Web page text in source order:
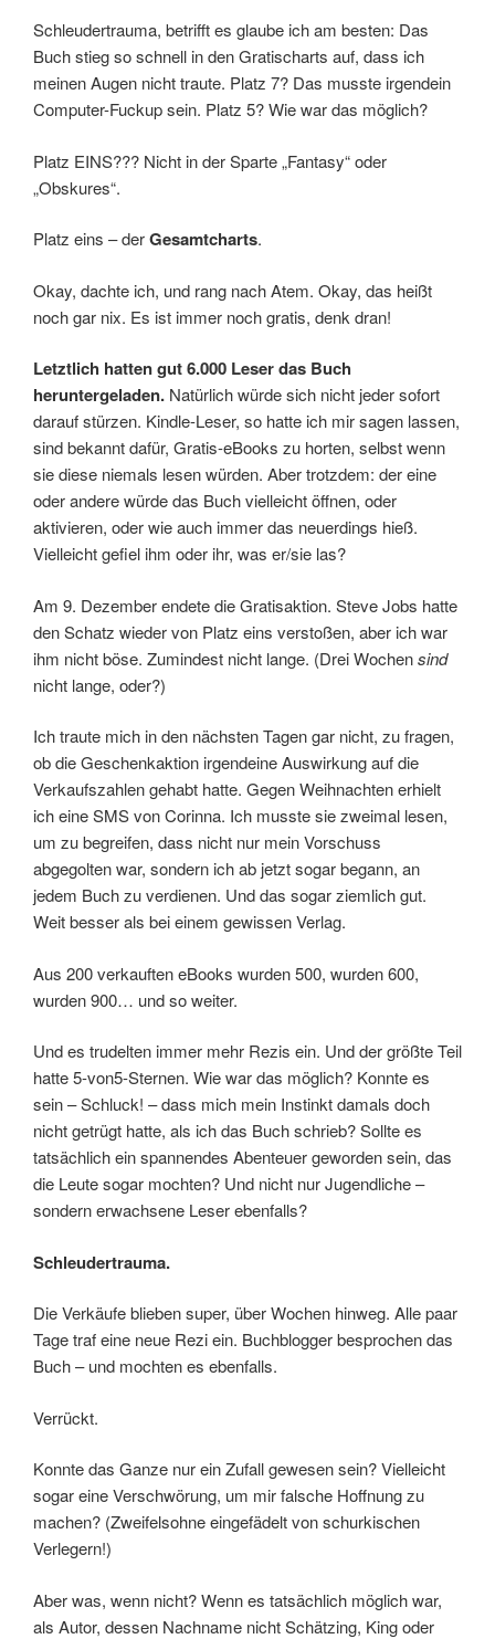
Schleudertrauma, betrifft es glaube ich am besten: Das
Buch stieg so schnell in den Gratischarts auf, dass ich
meinen Augen nicht traute. Platz 7? Das musste irgendein
Computer-Fuckup sein. Platz 5? Wie war das möglich?
Platz EINS??? Nicht in der Sparte „Fantasy“ oder
„Obskures“.
Platz eins – derGesamtcharts.
Okay, dachte ich, und rang nach Atem. Okay, das heißt
noch gar nix. Es ist immer noch gratis, denk dran!
Letztlich hatten gut 6.000 Leser das Buch
heruntergeladen. Natürlich würde sich nicht jeder sofort
darauf stürzen. Kindle-Leser, so hatte ich mir sagen lassen,
sind bekannt dafür, Gratis-eBooks zu horten, selbst wenn
sie diese niemals lesen würden. Aber trotzdem: der eine
oder andere würde das Buch vielleicht öffnen, oder
aktivieren, oder wie auch immer das neuerdings hieß.
Vielleicht gefiel ihm oder ihr, was er/sie las?
Am 9. Dezember endete die Gratisaktion. Steve Jobs hatte
den Schatz wieder von Platz eins verstoßen, aber ich war
ihm nicht böse. Zumindest nicht lange. (Drei Wochensind
nicht lange, oder?)
Ich traute mich in den nächsten Tagen gar nicht, zu fragen,
ob die Geschenkaktion irgendeine Auswirkung auf die
Verkaufszahlen gehabt hatte. Gegen Weihnachten erhielt
ich eine SMS von Corinna. Ich musste sie zweimal lesen,
um zu begreifen, dass nicht nur mein Vorschuss
abgegolten war, sondern ich ab jetzt sogar begann, an
jedem Buch zu verdienen. Und das sogar ziemlich gut.
Weit besser als bei einem gewissen Verlag.
Aus 200 verkauften eBooks wurden 500, wurden 600,
wurden 900… und so weiter.
Und es trudelten immer mehr Rezis ein. Und der größte Teil
hatte 5-von5-Sternen. Wie war das möglich? Konnte es
sein – Schluck! – dass mich mein Instinkt damals doch
nicht getrügt hatte, als ich das Buch schrieb? Sollte es
tatsächlich ein spannendes Abenteuer geworden sein, das
die Leute sogar mochten? Und nicht nur Jugendliche –
sondern erwachsene Leser ebenfalls?
Schleudertrauma.
Die Verkäufe blieben super, über Wochen hinweg. Alle paar
Tage traf eine neue Rezi ein. Buchblogger besprochen das
Buch – und mochten es ebenfalls.
Verrückt.
Konnte das Ganze nur ein Zufall gewesen sein? Vielleicht
sogar eine Verschwörung, um mir falsche Hoffnung zu
machen? (Zweifelsohne eingefädelt von schurkischen
Verlegern!)
Aber was, wenn nicht? Wenn es tatsächlich möglich war,
als Autor, dessen Nachname nicht Schätzing, King oder